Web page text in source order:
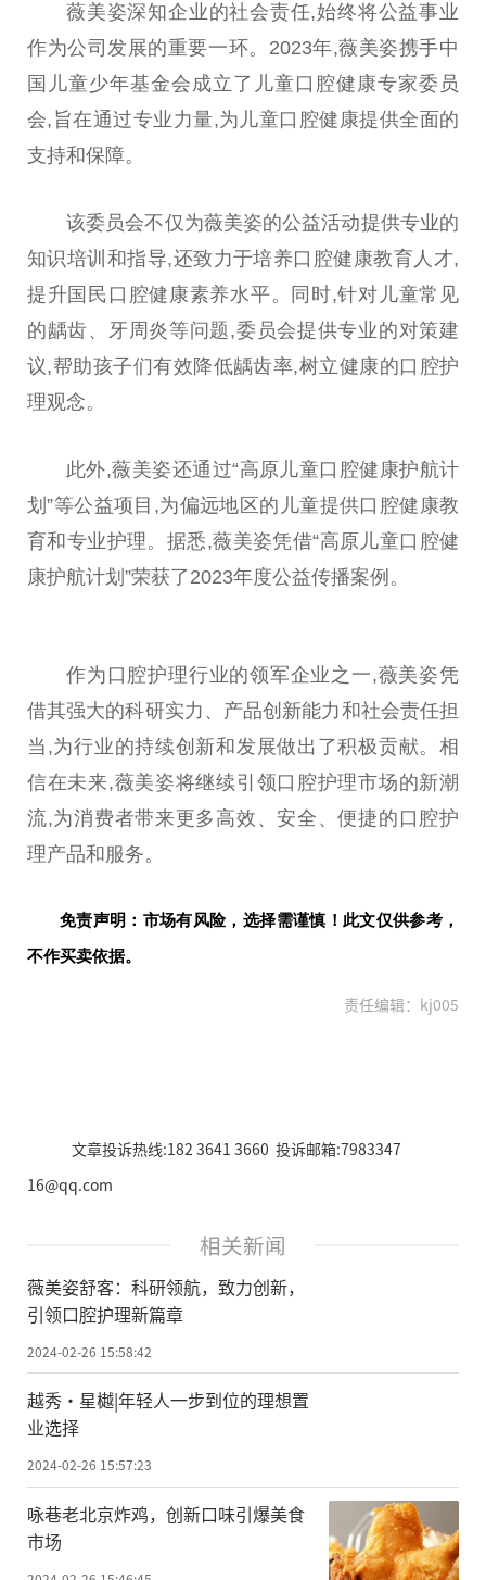
薇美姿深知企业的社会责任,始终将公益事业
作为公司发展的重要一环。2023年,薇美姿携手中
国 儿童少年基金会成立了儿童口腔健康专家委员
会,旨在通过专业力量,为儿童口腔健康提供全面的
支持和保障。
该委员会不仅为薇美姿的公益活动提供专业的
知识培训和指导,还致力于培养口腔健康教育人才,
提升国民口腔健康素养水平。同时,针对儿童常见
的龋齿、牙周炎等问题,委员会提供专业的对策建
议,帮助孩子们有效降低龋齿率,树立健康的口腔护
理观念。
此外,薇美姿还通过“高原儿童口腔健康护航计
划”等公益项目,为偏远地区的儿童提供口腔健康教
育和专业护理。据悉,薇美姿凭借“高原儿童口腔健
康护航计划”荣获了2023年度公益传播案例。
作为口腔护理行业的领军企业之一,薇美姿凭
借其强大的科研实力、产品创新能力和社会责任担
当,为行业的持续创新和发展做出了积极贡献。相
信在未来,薇美姿将继续引领口腔护理市场的新潮
流,为消费者带来更多高效、安全、便捷的口腔护
理产品和服务。
免责声明：市场有风险，选择需谨慎！此文仅供参考，
不作买卖依据。
责任编辑：kj005
文章投诉热线:182 3641 3660 投诉邮箱:7983347
16@qq.com
相关新闻
薇美姿舒客：科研领航，致力创新，
引领口腔护理新篇章
2024-02-26 15:58:42
越秀·星樾|年轻人一步到位的理想置
业选择
2024-02-26 15:57:23
咏巷老北京炸鸡，创新口味引爆美食
市场